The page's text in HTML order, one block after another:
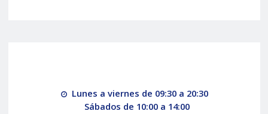
Lunes a viernes de 09:30 a 20:30
Sábados de 10:00 a 14:00